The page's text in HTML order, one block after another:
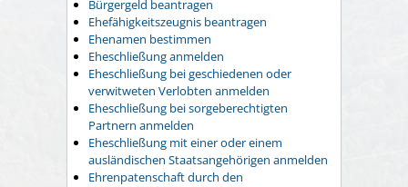
Bürgergeld beantragen
Ehefähigkeitszeugnis beantragen
Ehenamen bestimmen
Eheschließung anmelden
Eheschließung bei geschiedenen oder
verwitweten Verlobten anmelden
Eheschließung bei sorgeberechtigten
Partnern anmelden
Eheschließung mit einer oder einem
ausländischen Staatsangehörigen anmelden
Ehrenpatenschaft durch den